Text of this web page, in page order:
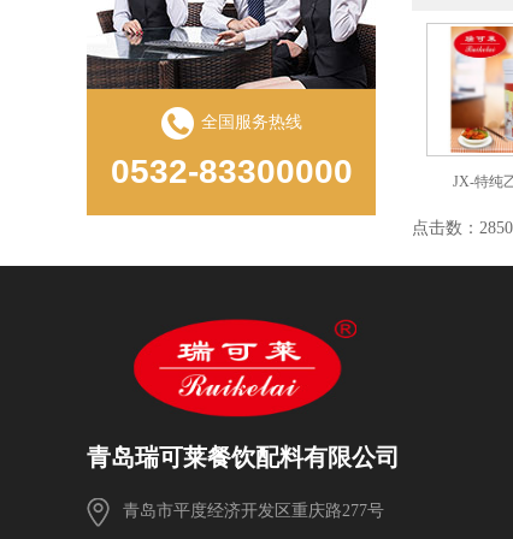
全国服务热线
0532-83300000 JX-特纯
点击数：
青岛瑞可莱餐饮配料有限公司
青岛市平度经济开发区重庆路277号